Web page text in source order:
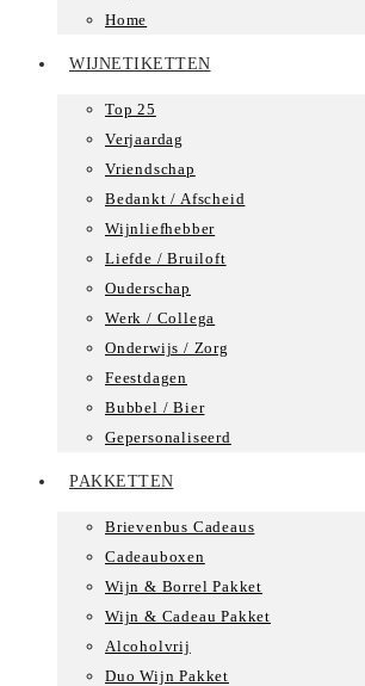
Home
WIJNETIKETTEN
Top 25
Verjaardag
Vriendschap
Bedankt / Afscheid
Wijnliefhebber
Liefde / Bruiloft
Ouderschap
Werk / Collega
Onderwijs / Zorg
Feestdagen
Bubbel / Bier
Gepersonaliseerd
PAKKETTEN
Brievenbus Cadeaus
Cadeauboxen
Wijn & Borrel Pakket
Wijn & Cadeau Pakket
Alcoholvrij
Duo Wijn Pakket